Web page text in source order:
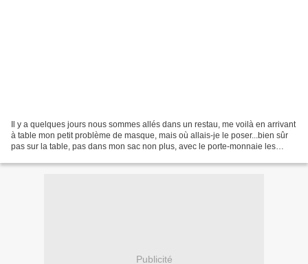
Il y a quelques jours nous sommes allés dans un restau, me voilà en arrivant
à table mon petit problème de masque, mais où allais-je le poser...bien sûr
pas sur la table, pas dans mon sac non plus, avec le porte-monnaie les
Publicité